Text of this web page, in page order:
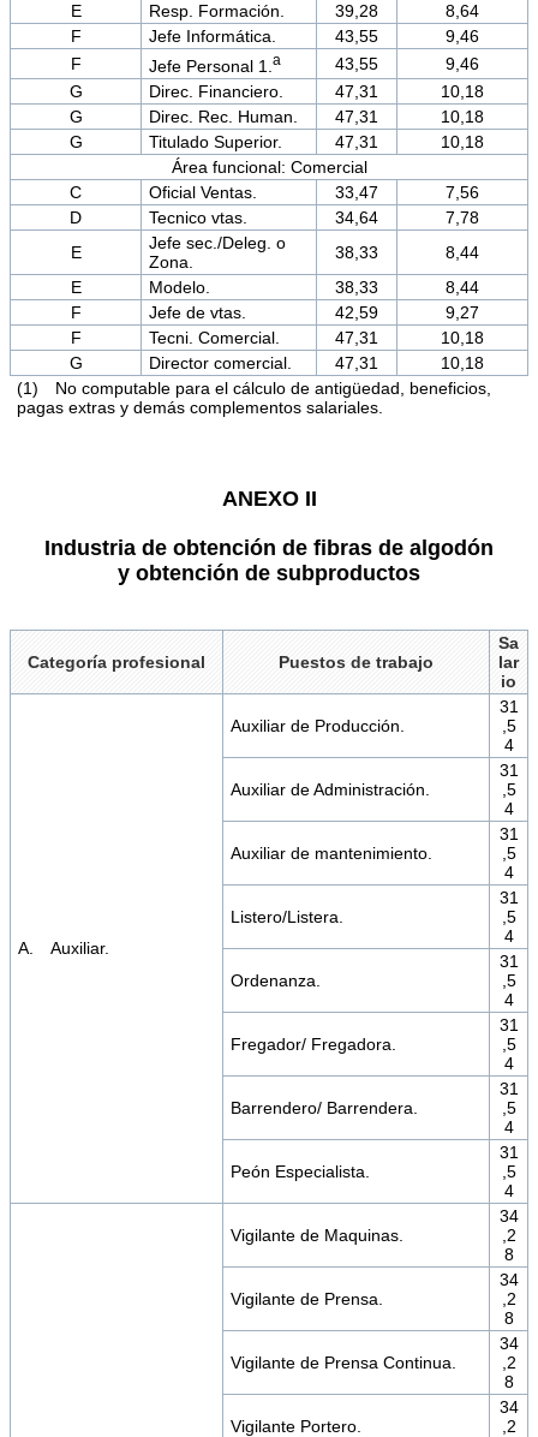
E
Resp. Formación. 39,28
8,64
F
Jefe Informática. 43,55
9,46
F
Jefe Personal 1. a 43,55
9,46
G
Direc. Financiero. 47,31
10,18
G
Direc. Rec. Human. 47,31
10,18
G
Titulado Superior. 47,31
10,18
Área funcional: Comercial
C
Oficial Ventas. 33,47
7,56
D
Tecnico vtas. 34,64
7,78
E
Jefe sec./Deleg. o
Zona.
38,33
8,44
E
Modelo. 38,33
8,44
F
Jefe de vtas. 42,59
9,27
F
Tecni. Comercial. 47,31
10,18
G
Director comercial. 47,31
10,18
(1) No computable para el cálculo de antigüedad, beneficios,
pagas extras y demás complementos salariales.
ANEXO II
Industria de obtención de fibras de algodón
y obtención de subproductos
Categoría profesional Puestos de trabajo
Sa
lar
io
A. Auxiliar.
Auxiliar de Producción.
31
,5
4
Auxiliar de Administración.
31
,5
4
Auxiliar de mantenimiento.
31
,5
4
Listero/Listera.
31
,5
4
Ordenanza.
31
,5
4
Fregador/ Fregadora.
31
,5
4
Barrendero/ Barrendera.
31
,5
4
Peón Especialista.
31
,5
4
Vigilante de Maquinas.
34
,2
8
Vigilante de Prensa.
34
,2
8
Vigilante de Prensa Continua.
34
,2
8
Vigilante Portero.
34
,2